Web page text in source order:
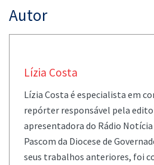
Autor
Lízia Costa
Lízia Costa é especialista em
repórter responsável pela
apresentadora do Rádio
Pascom da Diocese de
seus trabalhos anteriores, foi